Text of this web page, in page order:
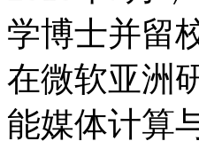
学博士并留
在微软亚洲
能媒体计算